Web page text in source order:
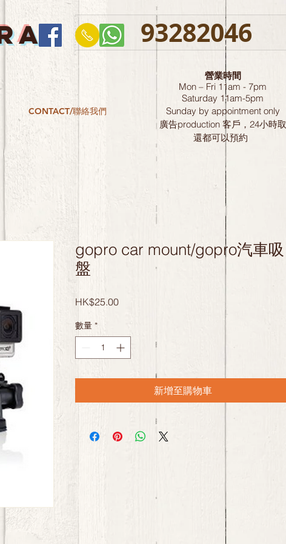
93282046
CONTACT/聯絡我們
營業時間
Mon – Fri 11am - 7pm
Saturday 11am-5pm
Sunday by appointment only
廣告production 客戶，24小時取
還都可以預約
gopro car mount/gopro汽車吸
盤
HK$25.00價
數量 *
新增至購物車